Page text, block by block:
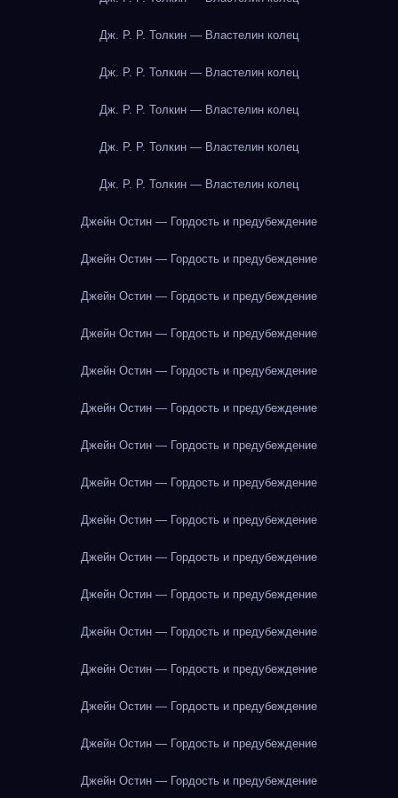
Дж. Р. Р. Толкин — Властелин колец
Дж. Р. Р. Толкин — Властелин колец
Дж. Р. Р. Толкин — Властелин колец
Дж. Р. Р. Толкин — Властелин колец
Дж. Р. Р. Толкин — Властелин колец
Джейн Остин — Гордость и предубеждение
Джейн Остин — Гордость и предубеждение
Джейн Остин — Гордость и предубеждение
Джейн Остин — Гордость и предубеждение
Джейн Остин — Гордость и предубеждение
Джейн Остин — Гордость и предубеждение
Джейн Остин — Гордость и предубеждение
Джейн Остин — Гордость и предубеждение
Джейн Остин — Гордость и предубеждение
Джейн Остин — Гордость и предубеждение
Джейн Остин — Гордость и предубеждение
Джейн Остин — Гордость и предубеждение
Джейн Остин — Гордость и предубеждение
Джейн Остин — Гордость и предубеждение
Джейн Остин — Гордость и предубеждение
Джейн Остин — Гордость и предубеждение